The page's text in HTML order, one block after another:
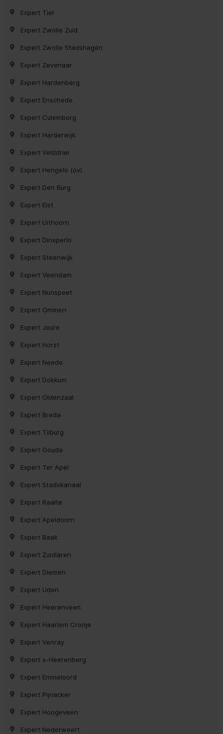
Expert Tiel
Expert Zwolle Zuid
Expert Zwolle Stadshagen
Expert Zevenaar
Expert Hardenberg
Expert Enschede
Expert Culemborg
Expert Harderwijk
Expert Velddriel
Expert Hengelo (ov)
Expert Den Burg
Expert Elst
Expert Uithoorn
Expert Dinxperlo
Expert Steenwijk
Expert Veendam
Expert Nunspeet
Expert Ommen
Expert Joure
Expert Horst
Expert Neede
Expert Dokkum
Expert Oldenzaal
Expert Breda
Expert Tilburg
Expert Gouda
Expert Ter Apel
Expert Stadskanaal
Expert Raalte
Expert Apeldoorn
Expert Baak
Expert Zuidlaren
Expert Diemen
Expert Uden
Expert Heerenveen
Expert Haarlem Cronje
Expert Venray
Expert s-Heerenberg
Expert Emmeloord
Expert Pijnacker
Expert Hoogeveen
Expert Nederweert